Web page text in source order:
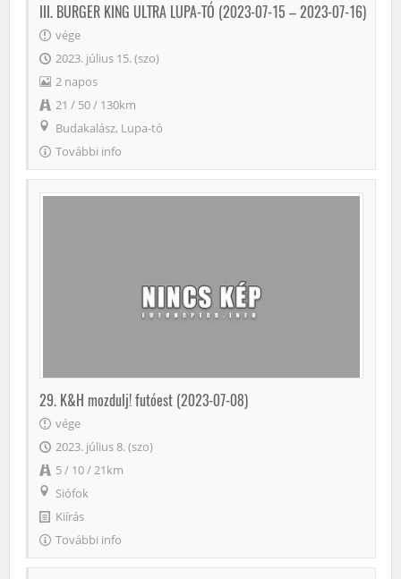
III. BURGER KING ULTRA LUPA-TÓ (2023-07-15 – 2023-07-16)
vége
2023. július 15. (szo)
2 napos
21 / 50 / 130km
Budakalász, Lupa-tó
További info
29. K&H mozdulj! futóest (2023-07-08)
vége
2023. július 8. (szo)
5 / 10 / 21km
Siófok
Kiírás
További info